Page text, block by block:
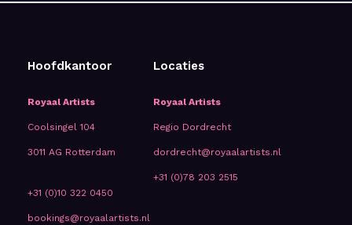
Hoofdkantoor
Royaal Artists
Coolsingel 104
3011 AG Rotterdam
+31 (0)10 322 0450
bookings@royaalartists.nl
Locaties
Royaal Artists
Regio Dordrecht
dordrecht@royaalartists.nl
+31 (0)78 203 2515